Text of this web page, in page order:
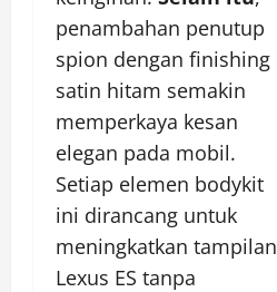
penambahan penutup
spion dengan finishing
satin hitam semakin
memperkaya kesan
elegan pada mobil.
Setiap elemen bodykit
ini dirancang untuk
meningkatkan tampilan
Lexus ES tanpa